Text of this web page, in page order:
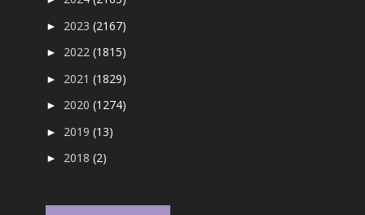
► 2023(2167)
► 2022(1815)
► 2021(1829)
► 2020(1274)
► 2019(13)
► 2018(2)